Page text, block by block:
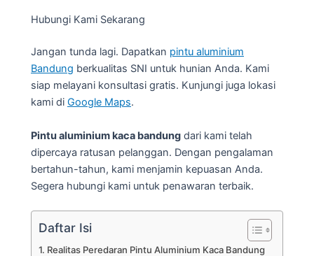
Hubungi Kami Sekarang
Jangan tunda lagi. Dapatkan pintu aluminium
Bandung berkualitas SNI untuk hunian Anda. Kami
siap melayani konsultasi gratis. Kunjungi juga lokasi
kami di Google Maps.
Pintu aluminium kaca bandung dari kami telah
dipercaya ratusan pelanggan. Dengan pengalaman
bertahun-tahun, kami menjamin kepuasan Anda.
Segera hubungi kami untuk penawaran terbaik.
Daftar Isi
Realitas Peredaran Pintu Aluminium Kaca Bandung